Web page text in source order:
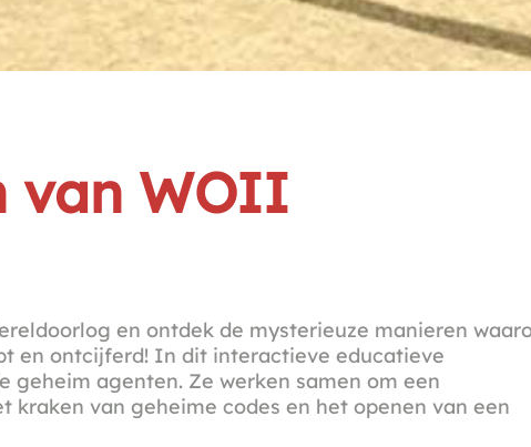
van WOII
en ontdek de mysterieuze manieren
en ontcijferd! In dit interactieve educatieve
geheim agenten. Ze werken samen om een
kraken van geheime codes en het openen van een